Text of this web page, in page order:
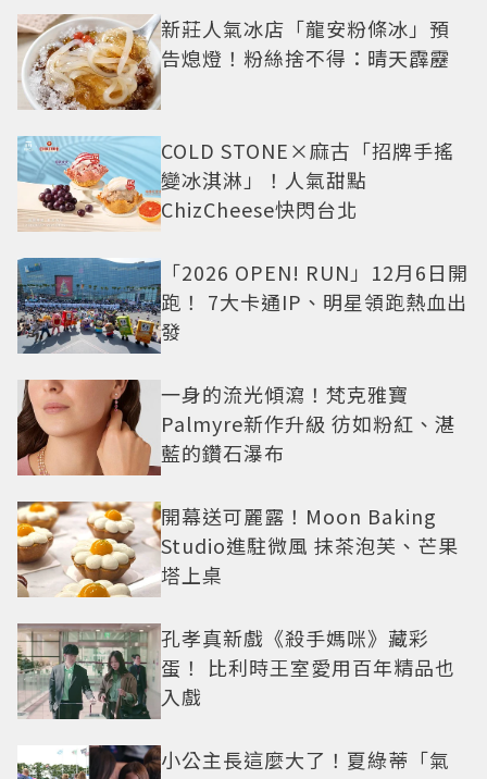
新莊人氣冰店「龍安粉條冰」預
告熄燈！粉絲捨不得：晴天霹靂
COLD STONE×麻古「招牌手搖
變冰淇淋」！人氣甜點
ChizCheese快閃台北
「2026 OPEN! RUN」12月6日開
跑！ 7大卡通IP、明星領跑熱血出
發
一身的流光傾瀉！梵克雅寶
Palmyre新作升級 彷如粉紅、湛
藍的鑽石瀑布
開幕送可麗露！Moon Baking
Studio進駐微風 抹茶泡芙、芒果
塔上桌
孔孝真新戲《殺手媽咪》藏彩
蛋！ 比利時王室愛用百年精品也
入戲
小公主長這麼大了！夏綠蒂「氣